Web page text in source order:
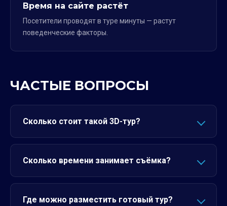
Время на сайте растёт
Посетители проводят в туре минуты — растут
поведенческие факторы.
ЧАСТЫЕ ВОПРОСЫ
Сколько стоит такой 3D-тур?
Сколько времени занимает съёмка?
Где можно разместить готовый тур?